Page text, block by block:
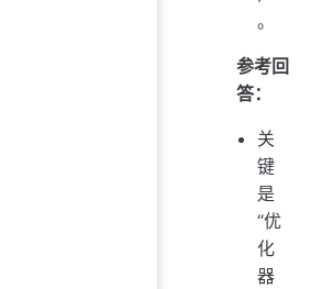
。
参考回
答：
关
键
是
“优
化
器